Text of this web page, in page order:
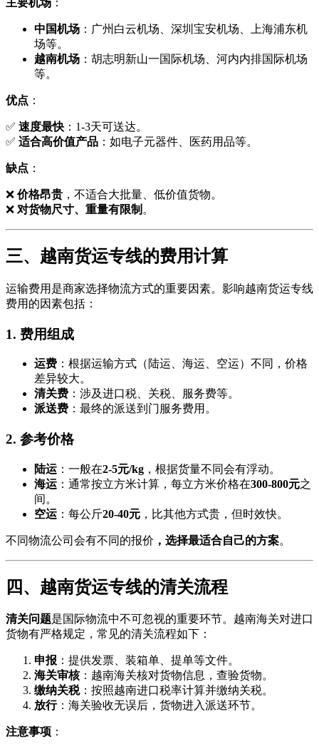
主要机场 ：
中国机场 ：广州白云机场、深圳宝安机场、上海浦东机
场等。
越南机场 ：胡志明新山一国际机场、河内内排国际机场
等。
优点 ：
✅ 速度最快 ：1-3天可送达。
✅ 适合高价值产品 ：如电子元器件、医药用品等。
缺点 ：
❌ 价格昂贵 ，不适合大批量、低价值货物。
❌ 对货物尺寸、重量有限制 。
三、越南货运专线的费用计算
运输费用是商家选择物流方式的重要因素。影响越南货运专线
费用的因素包括：
1. 费用组成
运费 ：根据运输方式（陆运、海运、空运）不同，价格
差异较大。
清关费 ：涉及进口税、关税、服务费等。
派送费 ：最终的派送到门服务费用。
2. 参考价格
陆运 ：一般在2-5元/kg ，根据货量不同会有浮动。
海运 ：通常按立方米计算，每立方米价格在300-800元之
间。
空运 ：每公斤20-40元 ，比其他方式贵，但时效快。
不同物流公司会有不同的报价 ，选择最适合自己的方案。
四、越南货运专线的清关流程
清关问题是国际物流中不可忽视的重要环节。越南海关对进口
货物有严格规定，常见的清关流程如下：
申报 ：提供发票、装箱单、提单等文件。
海关审核：越南海关核对货物信息，查验货物。
缴纳关税：按照越南进口税率计算并缴纳关税。
放行：海关验收无误后，货物进入派送环节。
注意事项 ：